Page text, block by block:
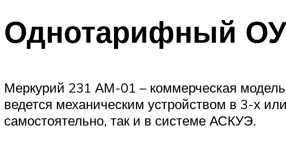
Однотарифный ОУ
Меркурий 231 АМ-01 – коммерческая модель
ведется механическим устройством в 3-х
самостоятельно, так и в системе АСКУЭ.